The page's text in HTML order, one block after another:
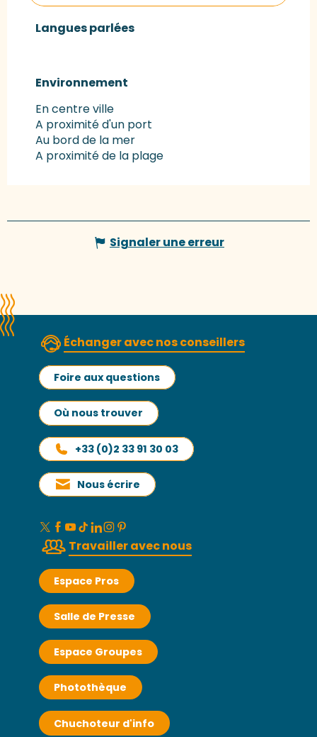
Langues parlées
Langues parlées
Environnement
Environnement
En centre ville
A proximité d'un port
Au bord de la mer
A proximité de la plage
Signaler une erreur
Échanger avec nos conseillers
Foire aux questions
Où nous trouver
+33 (0)2 33 91 30 03
Nous écrire
Travailler avec nous
Espace Pros
Salle de Presse
Espace Groupes
Photothèque
Chuchoteur d'info